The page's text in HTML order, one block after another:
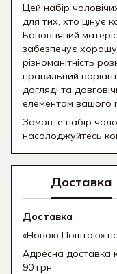
Цей набір
для тих, хто цінує
Бавовняний
забезпечує
різноманітність
правильний
догляді та
елементом вашого
Замовте набір
насолоджуйтесь
Доставка
Доставка
«Новою Поштою» по
Адресна доставка
90 грн